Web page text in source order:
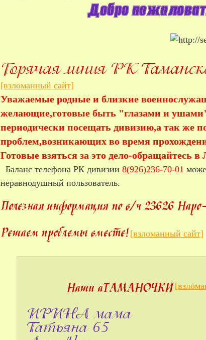
[взломанный сайт]
Уважаемые родные и близкие
желающие,готовые быть "глазами и
периодически посещать дивизию,а так же
проблем,возникающих во время
Готовые взяться за это дело-обращайтесь в
Баланс телефона РК дивизии 8(926)236-70-01
неравнодушный пользователь.
[взломанный сайт]